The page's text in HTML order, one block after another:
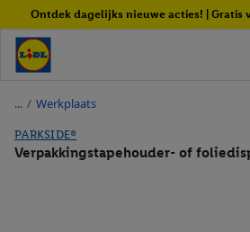
Ontdek dagelijks nieuwe acties! | Gratis
/ Werkplaats
PARKSIDE®
Verpakkingstapehouder- of